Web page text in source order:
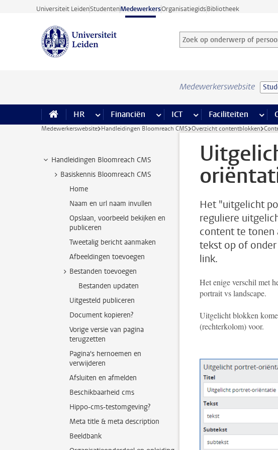
Ga direct naar de inhoud
Universiteit LeidenStudentenMedewerkersOrganisatiegidsBibliotheek
Zoek op onderwerp of persoon
Zoekterm
Medewerkerswebsite
HR meer HR pagina’s
Financiën meer Financiën pagina’s
ICT meer ICT pagina’s
Faciliteiten
Medewerkerswebsite Handleidingen Bloomreach CMS Overzicht contentblokken
Handleidingen Bloomreach CMS
Basiskennis Bloomreach CMS
Home
Naam en url naam invullen
Opslaan, voorbeeld bekijken en
publiceren
Tweetalig bericht aanmaken
Afbeeldingen toevoegen
Bestanden toevoegen
Bestanden updaten
Uitgesteld publiceren
Document kopieren?
Vorige versie van pagina
terugzetten
Pagina's hernoemen en
verwijderen
Afsluiten en afmelden
Beschikbaarheid cms
Hippo-cms-testomgeving?
Meta title & meta description
Beeldbank
Het "uitgelicht
reguliere
content te tonen
tekst op of
link.
Het enige verschil met
portrait vs landscape.
Uitgelicht blokken
(rechterkolom) voor.